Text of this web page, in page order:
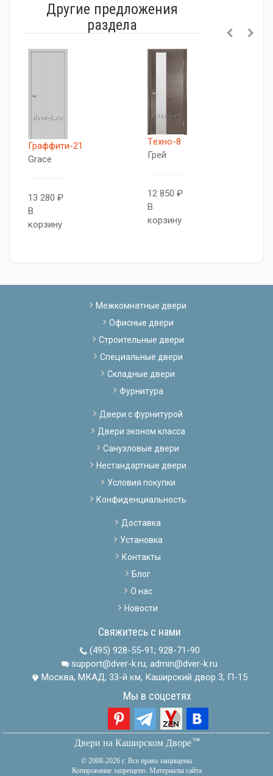
Другие предложения
раздела
Граффити-21
Grace
13 280 ₽
В
корзину
Tехно-8
Грей
12 850 ₽
В
корзину
Межкомнатные двери
Офисные двери
Строительные двери
Специальные двери
Складные двери
Фурнитура
Двери с фурнитурой
Двери эконом класса
Санузловые двери
Нестандартные двери
Условия покупки
Конфиденциальность
Доставка
Установка
Контакты
Блог
О нас
Новости
Свяжитесь с нами
(495) 928-55-91; 928-71-90
support@dver-k.ru, admin@dver-k.ru
Москва, МКАД, 33-й км, Каширский двор 3, П-15
Мы в соцсетях
Двери на Каширском Дворетм
© 2008-2026 г. Все права защищены
Копирование запрещено. Материалы сайта